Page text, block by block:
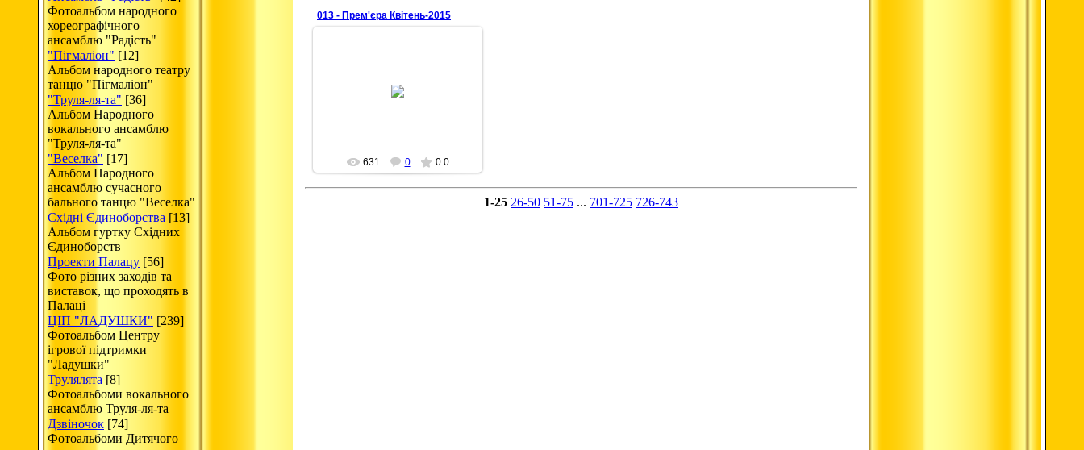
Фотоальбом народного
хореографічного
ансамблю "Радість"
"Пігмаліон" [12]
Альбом народного театру
танцю "Пігмаліон"
"Труля-ля-та" [36]
Альбом Народного
вокального ансамблю
"Труля-ля-та"
"Веселка" [17]
Альбом Народного
ансамблю сучасного
бального танцю "Веселка"
Східні Єдиноборства [13]
Альбом гуртку Східних
Єдиноборств
Проекти Палацу [56]
Фото різних заходів та
виставок, що проходять в
Палаці
ЦІП "ЛАДУШКИ" [239]
Фотоальбом Центру
ігрової підтримки
"Ладушки"
Трулялята [8]
Фотоальбоми вокального
ансамблю Труля-ля-та
Дзвіночок [74]
Фотоальбоми Дитячого
013 - Прем'єра Квітень-2015
631 0 0.0
1-25 26-50 51-75 ... 701-725 726-743